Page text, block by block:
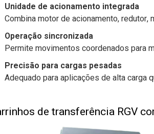
Unidade de acionamento integrada
Combina motor de acionamento,
Operação sincronizada
Permite movimentos coordenados para
Precisão para cargas pesadas
Adequado para aplicações de alta carga
de transferência RGV